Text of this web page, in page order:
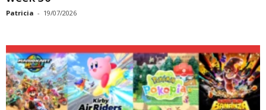
Patricia - 19/07/2026